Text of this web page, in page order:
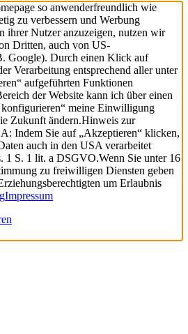
so anwenderfreundlich wie
zu verbessern und Werbung
ihrer Nutzer anzuzeigen, nutzen wir
Dritten, auch von US-
Google). Durch einen Klick auf
Verarbeitung entsprechend aller unter
aufgeführten Funktionen
der Website kann ich über einen
meine Einwilligung
Zukunft ändern.Hinweis zur
Indem Sie auf „Akzeptieren“ klicken,
auch in den USA verarbeitet
1 S. 1 lit. a DSGVO.Wenn Sie unter 16
zu freiwilligen Diensten geben
um Erlaubnis
Impressum